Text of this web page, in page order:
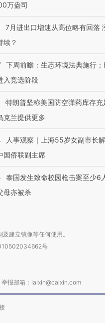
万盎司
7月进出口增速从高位略有回落
续？
下周前瞻：生态环境法典施行
入竞选阶段
特朗普坚称美国防空弹药库存充
克兰提供更多
人事观察｜上海55岁女副市长
国侨联副主席
泰国发生致命校园枪击案至少6
母亦被杀
建立镜像等任何使用。
号
报邮箱：laixin@caixin.com